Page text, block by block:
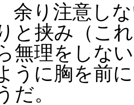
余り注意し
と挟み（こ
無理をしな
うに胸を前
だ。